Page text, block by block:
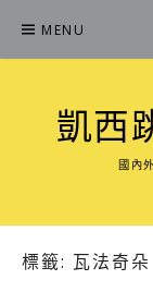
content
MENU
凱西
國內
標籤: 瓦法奇